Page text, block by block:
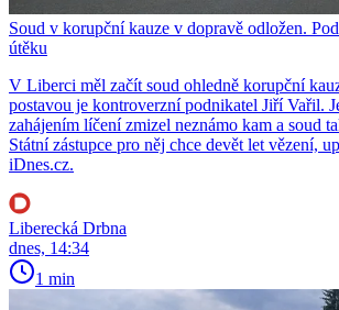
Soud v korupční kauze v dopravě odložen.
útěku
V Liberci měl začít soud ohledně korupční
postavou je kontroverzní podnikatel Jiří Vařil.
zahájením líčení zmizel neznámo kam a soud
Státní zástupce pro něj chce devět let vězení,
iDnes.cz.
Liberecká Drbna
dnes, 14:34
1 min